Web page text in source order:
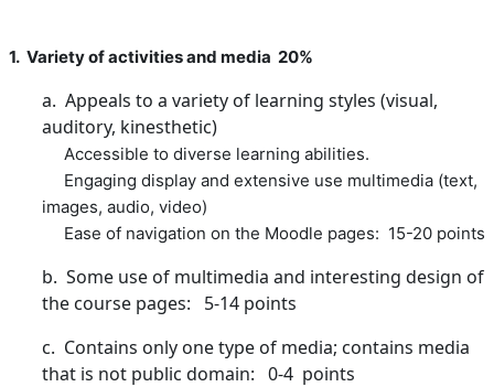
1. Variety of activities and media 20%
a. Appeals to a variety of learning styles (visual,
auditory, kinesthetic)
Accessible to diverse learning abilities.
Engaging display and extensive use multimedia (text,
images, audio, video)
Ease of navigation on the Moodle pages: 15-20 points
b. Some use of multimedia and interesting design of
the course pages: 5-14 points
c. Contains only one type of media; contains media
that is not public domain: 0-4 points